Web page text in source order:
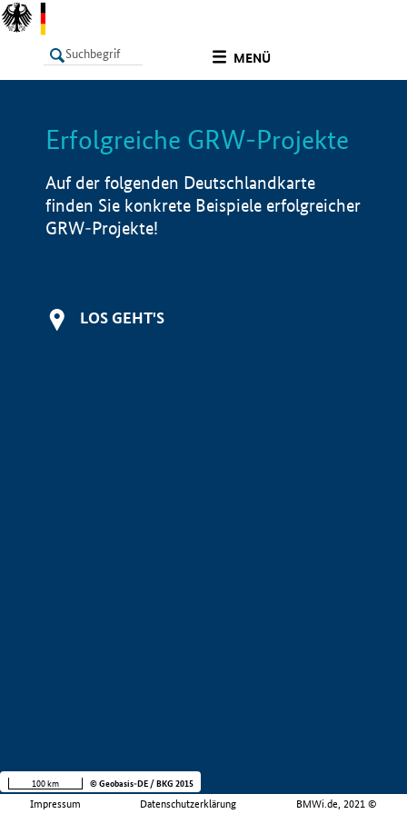
MENÜ
LISTE Info
Erfolgreiche GRW-Projekte
Auf der folgenden Deutschlandkarte
finden Sie konkrete Beispiele erfolgreicher
GRW-Projekte!
LOS GEHT'S
Impressum Datenschutzerklärung BMWi.de, 2021 ©
100 km © Geobasis-DE / BKG 2015